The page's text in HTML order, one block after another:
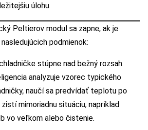
úlohu.
Peltierov modul sa zapne, ak je
podmienok:
stúpne nad bežný rozsah.
analyzuje vzorec typického
naučí sa predvídať teplotu po
mimoriadnu situáciu, napríklad
vo veľkom alebo čistenie.